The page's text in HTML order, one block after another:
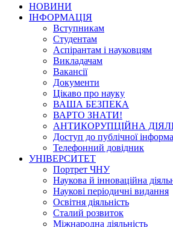
НОВИНИ
ІНФОРМАЦІЯ
Вступникам
Студентам
Аспірантам і науковцям
Викладачам
Вакансії
Документи
Цікаво про науку
ВАША БЕЗПЕКА
ВАРТО ЗНАТИ!
АНТИКОРУПЦІЙНА
Доступ до публічної
Телефонний довідник
УНІВЕРСИТЕТ
Портрет ЧНУ
Наукова й інноваційна
Наукові періодичні видання
Освітня діяльність
Сталий розвиток
Міжнародна діяльність